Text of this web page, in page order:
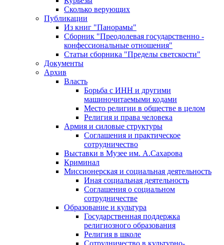
Сколько верующих
Публикации
Из книг "Панорамы"
Сборник "Преодолевая государственно -
конфессиональные отношения"
Статьи сборника "Пределы светскости"
Документы
Архив
Власть
Борьба с ИНН и другими
машиночитаемыми кодами
Место религии в обществе в целом
Религия и права человека
Армия и силовые структуры
Соглашения и практическое
сотрудничество
Выставки в Музее им. А.Сахарова
Криминал
Миссионерская и социальная деятельность
Иная социальная деятельность
Соглашения о социальном
сотрудничестве
Образование и культура
Государственная поддержка
религиозного образования
Религия в школе
Сотрудничество в культурно-